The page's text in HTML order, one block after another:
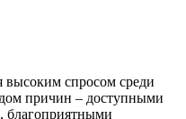
высоким спросом среди
причин – доступными
благоприятными